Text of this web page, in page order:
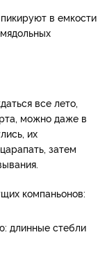
в емкости
все лето,
можно даже в
их
затем
компаньонов:
длинные стебли